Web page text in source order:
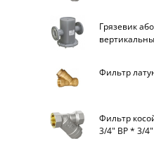
Грязевик
Фильтр
Фильтр
3/4" ВР * 3/4"